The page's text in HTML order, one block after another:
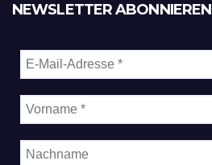
NEWSLETTER ABONNIEREN